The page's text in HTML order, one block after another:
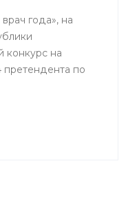
года», на
конкурс на
претендента по